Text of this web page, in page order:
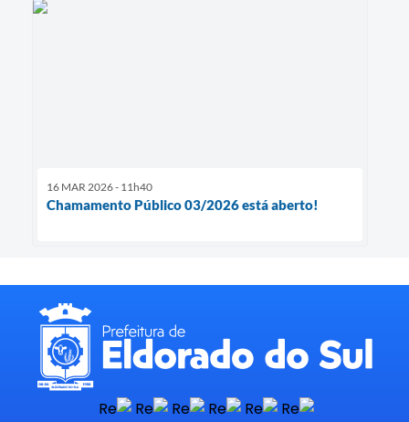
16 MAR 2026 - 11h40
Chamamento Público 03/2026 está aberto!